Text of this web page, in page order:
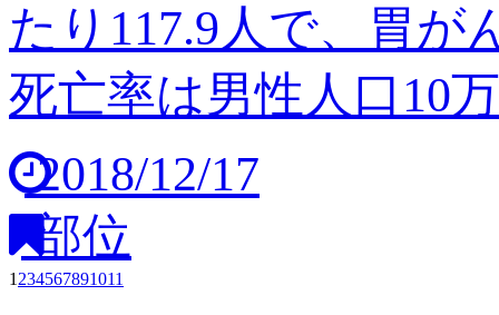
たり117.9人で、胃が
死亡率は男性人口10
2018/12/17
部位
1 234567891011